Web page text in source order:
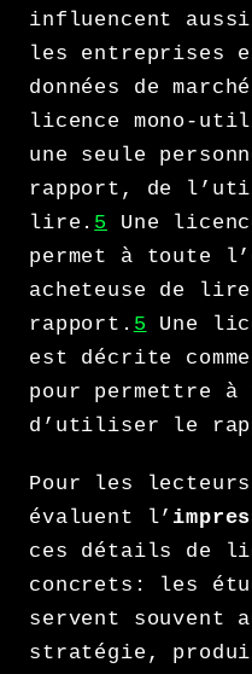
influencent
les entreprises
données de
licence mono-
une seule
rapport, de
lire. 5
Une
permet à toute
acheteuse de
rapport. 5 Une
est décrite
pour permettre à
d’utiliser le
Pour les
évaluent l’
ces détails de
concrets: les
servent souvent
stratégie,